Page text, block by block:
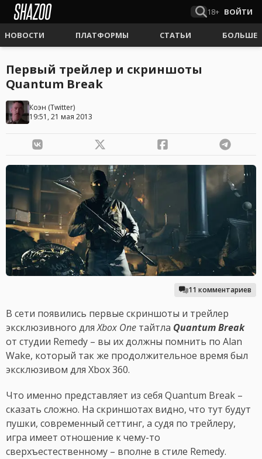
18+ ВОЙТИ
НОВОСТИ ПЛАТФОРМЫ СТАТЬИ БОЛЬШЕ
Первый трейлер и скриншоты
Quantum Break
Коэн (Twitter)
19:51, 21 мая 2013
11 комментариев
В сети появились первые скриншоты и трейлер
эксклюзивного дляXbox One тайтла Quantum Break
от студии Remedy – вы их должны помнить по Alan
Wake, который так же продолжительное время был
эксклюзивом для Xbox 360.
Что именно представляет из себя Quantum Break –
сказать сложно. На скриншотах видно, что тут будут
пушки, современный сеттинг, а судя по трейлеру,
игра имеет отношение к чему-то
сверхъестественному – вполне в стиле Remedy.